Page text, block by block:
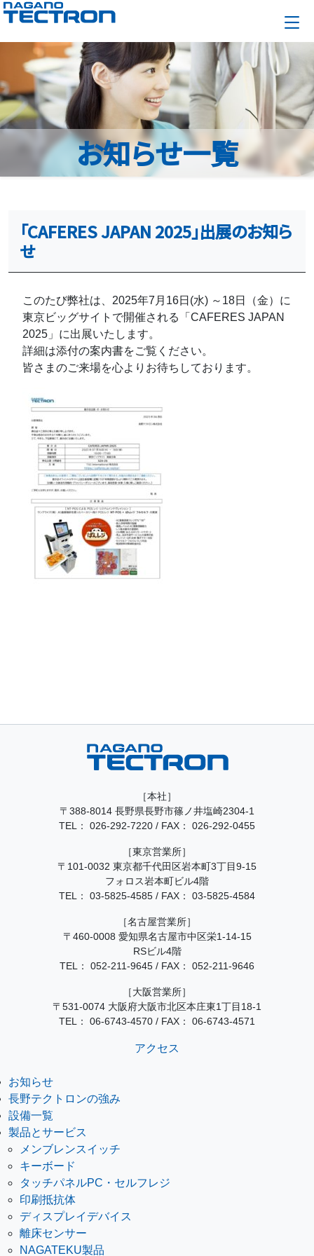
お知らせ一覧
「CAFERES JAPAN 2025」出展のお知ら
せ
このたび弊社は、2025年7月16日(水) ～18日（金）に
東京ビッグサイトで開催される「CAFERES JAPAN
2025」に出展いたします。
詳細は添付の案内書をご覧ください。
皆さまのご来場を心よりお待ちしております。
［本社］
〒388-8014 長野県長野市篠ノ井塩崎2304-1
TEL： 026-292-7220 / FAX： 026-292-0455
［東京営業所］
〒101-0032 東京都千代田区岩本町3丁目9-15
フォロス岩本町ビル4階
TEL： 03-5825-4585 / FAX： 03-5825-4584
［名古屋営業所］
〒460-0008 愛知県名古屋市中区栄1-14-15
RSビル4階
TEL： 052-211-9645 / FAX： 052-211-9646
［大阪営業所］
〒531-0074 大阪府大阪市北区本庄東1丁目18-1
TEL： 06-6743-4570 / FAX： 06-6743-4571
アクセス
お知らせ
長野テクトロンの強み
設備一覧
製品とサービス
メンブレンスイッチ
キーボード
タッチパネルPC・セルフレジ
印刷抵抗体
ディスプレイデバイス
離床センサー
NAGATEKU製品